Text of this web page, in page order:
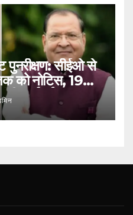
पुनरीक्षण: सीईओ से
को नोटिस, 19
कार्रवाई